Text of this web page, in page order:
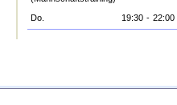
Do.
19:30 - 22:00